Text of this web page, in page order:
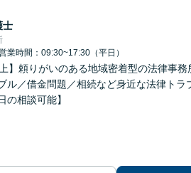
士
業時間：09:30~17:30（平日）
】頼りがいのある地域密着型の法律事
ル／借金問題／相続など身近な法律ト
の相談可能】